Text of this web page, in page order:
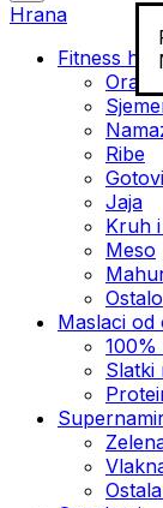
Hrana
Fitness
Ribe
Jaja
Kruh
Meso
Ostalo
Maslaci od
100%
Slatki